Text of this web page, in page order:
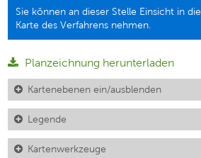
Sie können an dieser Stelle Einsicht in die
Karte des Verfahrens nehmen.
Planzeichnung herunterladen
Kartenebenen ein/ausblenden
Legende
Kartenwerkzeuge